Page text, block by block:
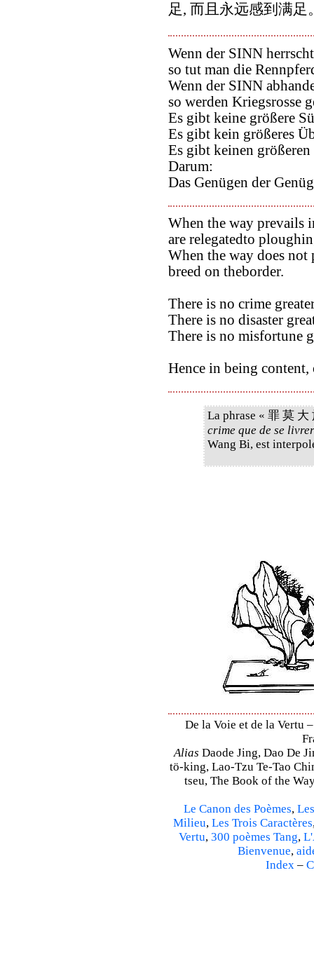
足, 而且永远感到满足
Wenn der SINN
so tut man die
Wenn der SINN
so werden Kriegsrosse
Es gibt keine größere
Es gibt kein größeres
Es gibt keinen
Darum:
Das Genügen der
When the way prevails
are relegatedto
When the way does not
breed on theborder.
There is no crime
There is no disaster
There is no misfortune
Hence in being
La phrase « 罪 莫
crime que de se
Wang Bi, est
De la Voie et de la Vertu
Alias Daode Jing, Dao De
tö-king, Lao-Tzu Te-Tao
tseu, The Book of the
Le Canon des Poèmes,
Milieu, Les Trois Caractères
Vertu, 300 poèmes Tang,
Bienvenue,
Index–